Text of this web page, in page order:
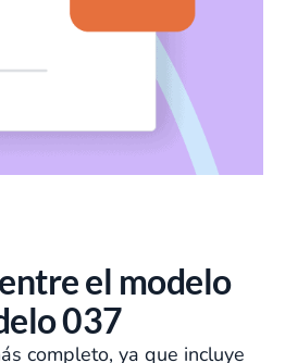
el modelo
037
completo, ya que incluye